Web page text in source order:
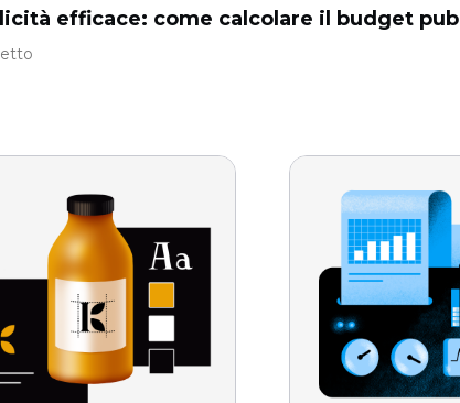
efficace: come calcolare il budget